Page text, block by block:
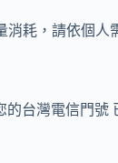
耗，請依個人
的台灣電信門號